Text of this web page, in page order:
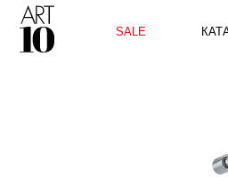
SALE КАТАЛОГ